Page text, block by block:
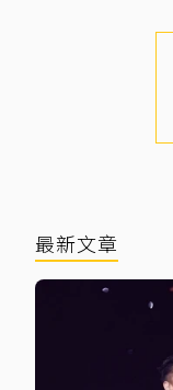
最新文章